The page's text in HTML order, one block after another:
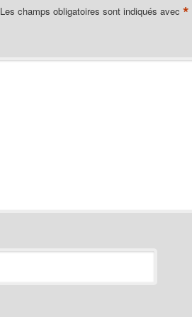
Les champs obligatoires sont indiqués avec *